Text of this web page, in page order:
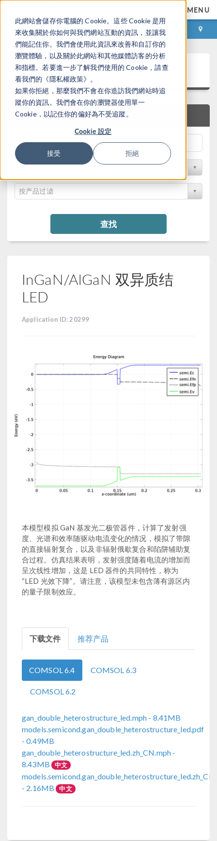
此網站會儲存你電腦的 Cookie。這些 Cookie 是用
來收集關於你如何與我們網站互動的資訊，並讓我
們能記住你。我們會使用此資訊來改善和自訂你的
瀏覽體驗，以及關於此網站和其他媒體訪客的分析
和指標。若要進一步了解我們使用的 Cookie，請查
看我們的《隱私權政策》。
如果你拒絕，那麼我們不會在你造訪我們網站時追
蹤你的資訊。我們會在你的瀏覽器使用單一
Cookie，以記住你的偏好為不受追蹤。
Cookie 設定
接受 拒絕
MENU
登录 咨询与购买
案例下载
快速搜索
按学科过滤
按产品过滤
查找
InGaN/AlGaN 双异质结
LED
Application ID: 20299
本模型模拟 GaN 基发光二极管器件，计算了发射强
度、光谱和效率随驱动电流变化的情况，模拟了带隙
的直接辐射复合，以及非辐射俄歇复合和陷阱辅助复
合过程。仿真结果表明，发射强度随着电流的增加而
呈次线性增加，这是 LED 器件的共同特性，称为
“LED 光效下降”。请注意，该模型未包含薄有源区内
的量子限制效应。
下载文件 推荐产品
COMSOL 6.4 COMSOL 6.3
COMSOL 6.2
gan_double_heterostructure_led.mph - 8.41MB
models.semicond.gan_double_heterostructure_led.pdf
- 0.49MB
gan_double_heterostructure_led.zh_CN.mph -
8.43MB 中文
- 2.16MB 中文